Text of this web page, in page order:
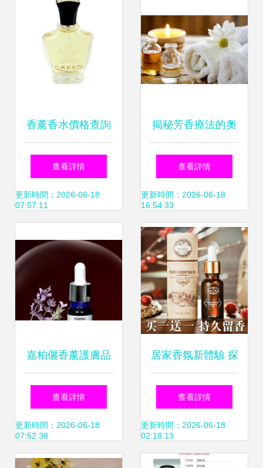
香薰香水價格查詢
與比價指南 以
1010至1260元商品
查看詳情
更新時間：2026-06-18
07:57:11
揭秘芳香療法的奧
妙 一位來自臺灣的
香薰老師的深度分
享
查看詳情
更新時間：2026-06-18
16:54:33
嘉柏儷香薰護膚品
以香愈膚，實現肌
膚的標本兼治
查看詳情
更新時間：2026-06-18
07:52:38
居家香氛新體驗 探
索香薰精油加濕器
的睡眠奧秘
查看詳情
更新時間：2026-06-18
02:18:13